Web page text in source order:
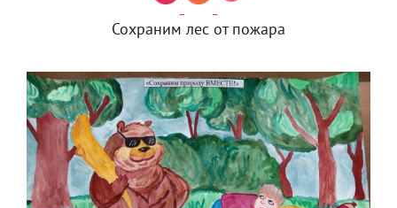
Сохраним лес от пожара